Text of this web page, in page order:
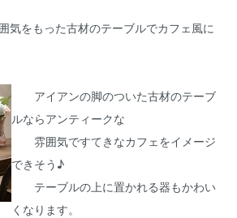
気をもった古材のテーブルでカフェ風に
アイアンの脚のついた古材のテーブ
ルならアンティークな
雰囲気ですてきなカフェをイメージ
できそう♪
テーブルの上に置かれる器もかわい
くなります。